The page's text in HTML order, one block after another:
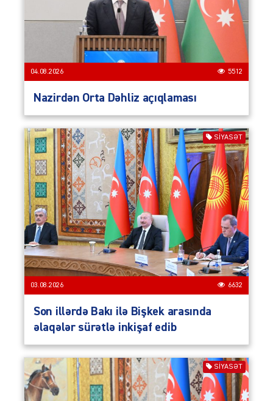
04.08.2026 5512
Nazirdən Orta Dəhliz açıqlaması
SIYASƏT
03.08.2026 6632
Son illərdə Bakı ilə Bişkek arasında
əlaqələr sürətlə inkişaf edib
SIYASƏT